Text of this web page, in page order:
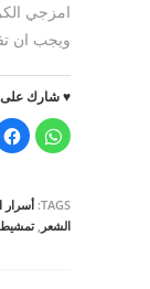
امزجي
ويجب ان
♥ شارك على
ن
ل
م
ش
ا
ن
TAGS: أسرار
الشعر , تمشيط